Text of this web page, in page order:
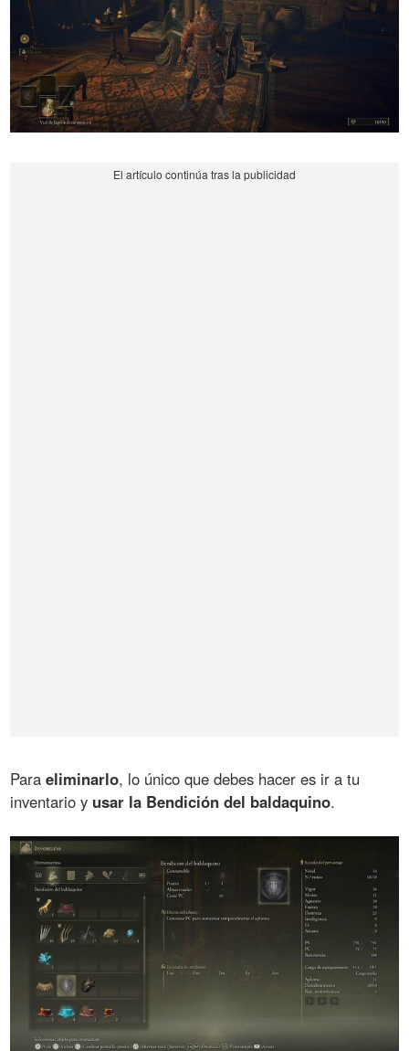
Paraeliminarlo, lo único que debes hacer es ir a tu
inventario y usar la Bendición del baldaquino.